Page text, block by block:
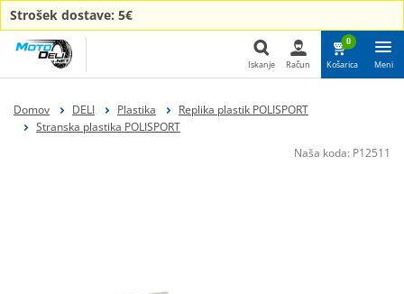
Strošek dostave: 5€
Iskanje Račun
0
Košarica Meni
Domov DELI Plastika
Replika plastik POLISPORT
Stranska plastika POLISPORT
Naša koda: P12511